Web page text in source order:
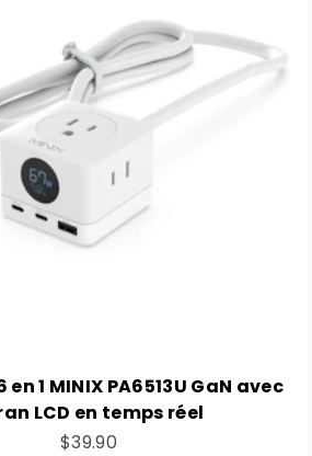
1 MINIX PA6513U GaN avec
LCD en temps réel
Prix de vente
$39.90